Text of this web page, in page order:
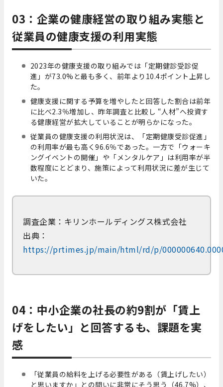
03：企業の健康経営の取り組み実態と
従業員の健康支援の利用実態
2023年の健康支援の取り組みでは「定期健診受診促
進」が73.0%と最も多く、前年より10.4ポイント上昇し
た。
健康支援に関する予算を増やしたと回答した割合は前年
に比べ2.3％増加し、昨年調査と比較し “人材”へ投資す
る健康経営が拡大していることが明らかになった。
従業員の健康支援の利用状況は、「定期健康受診促進」
の利用率が最も高く96.6％であった。一方で「ウォーキ
ングイベントの開催」や「メンタルケア」は利用率が半
数程度にとどまり、施策によって利用状況に差が生じて
いた。
調査企業：キリンホールディングス株式会社
出典：
https://prtimes.jp/main/html/rd/p/
04：中小企業の社長の約9割が「賃上
げをしたい」と回答するも、課題を実
感
「従業員の給料を上げる必要性がある（賃上げしたい）
と思いますか」との問いに非常にそう思う（46.7%）、